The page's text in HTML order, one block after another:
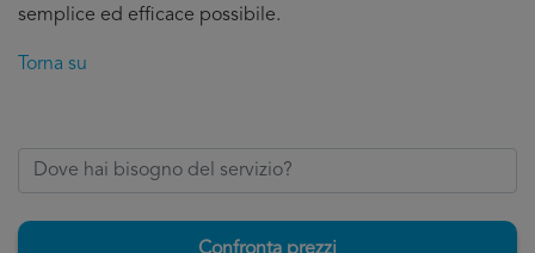
semplice ed efficace possibile.
Torna su